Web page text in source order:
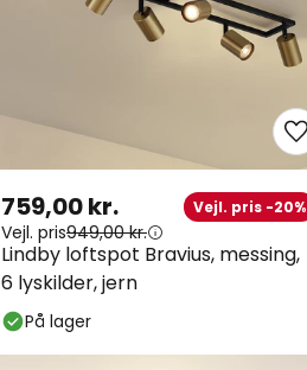
Lindby loftspot Bravius, messing,
6 lyskilder, jern
759,00 kr. Vejl. pris -20%
Vejl. pris949,00 kr.
På lager